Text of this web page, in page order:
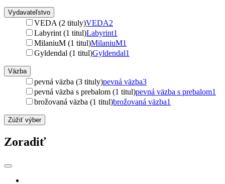
Vydavateľstvo
VEDA (2 tituly)VEDA2
Labyrint (1 titul)Labyrint1
MilaniuM (1 titul)MilaniuM1
Gyldendal (1 titul)Gyldendal1
Väzba
pevná väzba (3 tituly)pevná väzba3
pevná väzba s prebalom (1 titul)pevná väzba s prebalom1
brožovaná väzba (1 titul)brožovaná väzba1
Zúžiť výber
Zoradiť